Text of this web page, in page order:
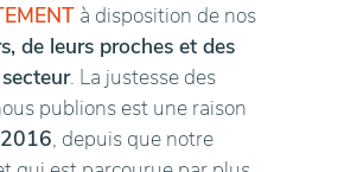
à disposition de nos
de leurs proches et des
. La justesse des
publions est une raison
, depuis que notre